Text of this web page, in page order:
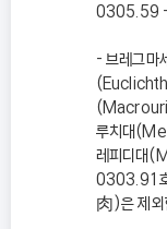
0305.59 -
- 브레그
루치대
레피디대
0303.91
肉)은 제외